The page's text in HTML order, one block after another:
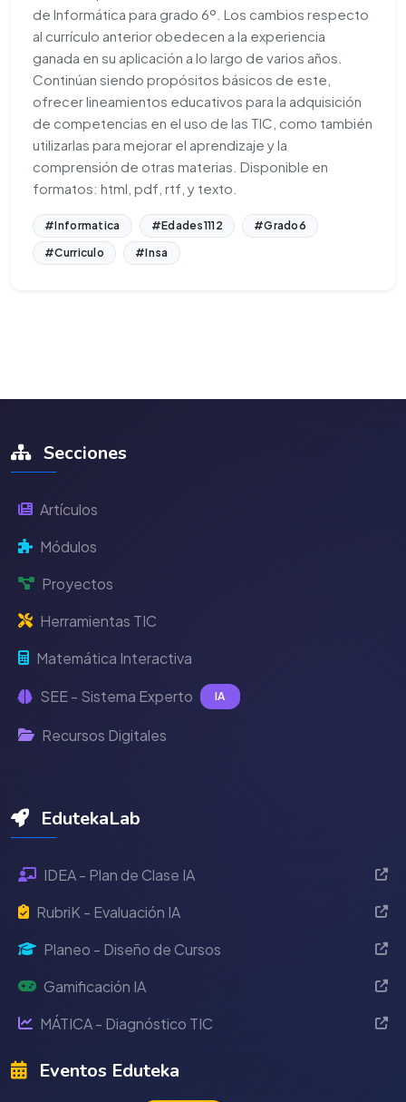
de Informática para grado 6º. Los cambios respecto
al currículo anterior obedecen a la experiencia
ganada en su aplicación a lo largo de varios años.
Continúan siendo propósitos básicos de este,
ofrecer lineamientos educativos para la adquisición
de competencias en el uso de las TIC, como también
utilizarlas para mejorar el aprendizaje y la
comprensión de otras materias. Disponible en
formatos: html, pdf, rtf, y texto.
#Informatica #Edades1112
#Grado6
#Curriculo
#Insa
Secciones
Artículos
Módulos
Proyectos
Herramientas TIC
Matemática Interactiva
SEE - Sistema Experto IA
Recursos Digitales
EdutekaLab
IDEA - Plan de Clase IA
RubriK - Evaluación IA
Planeo - Diseño de Cursos
Gamificación IA
MÁTICA - Diagnóstico TIC
Eventos Eduteka